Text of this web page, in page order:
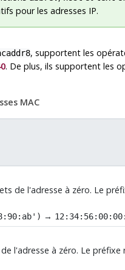
pour les adresses IP.
, supportent les
. De plus, ils supportent les
MAC
de l'adresse à zéro. Le
→
l'adresse à zéro. Le